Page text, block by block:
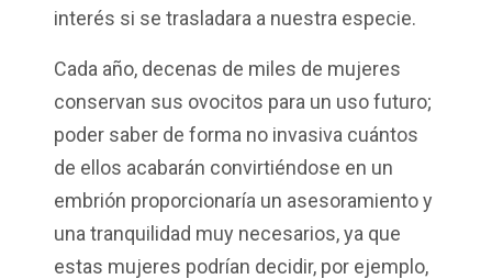
interés si se trasladara a nuestra especie.
Cada año, decenas de miles de mujeres
conservan sus ovocitos para un uso futuro;
poder saber de forma no invasiva cuántos
de ellos acabarán convirtiéndose en un
embrión proporcionaría un asesoramiento y
una tranquilidad muy necesarios, ya que
estas mujeres podrían decidir, por ejemplo,